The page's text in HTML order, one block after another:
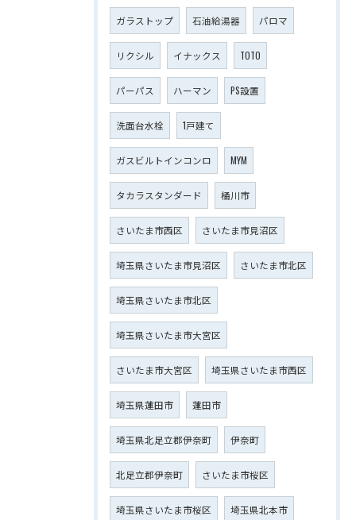
ガラストップ 石油給湯器 パロマ
リクシル イナックス TOTO
パーパス ハーマン PS設置
洗面台水栓 1戸建て
ガスビルトインコンロ MYM
タカラスタンダード 桶川市
さいたま市西区 さいたま市見沼区
埼玉県さいたま市見沼区 さいたま市北区
埼玉県さいたま市北区
埼玉県さいたま市大宮区
さいたま市大宮区 埼玉県さいたま市西区
埼玉県蓮田市 蓮田市
埼玉県北足立郡伊奈町 伊奈町
北足立郡伊奈町 さいたま市桜区
埼玉県さいたま市桜区 埼玉県北本市